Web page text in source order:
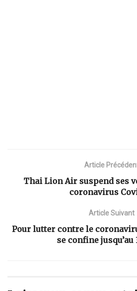
Article
Thai Lion Air suspend ses
coronavirus
Article Suivant
Pour lutter contre le
se confine